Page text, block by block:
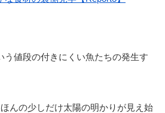
う値段の付きにくい魚たちの発生す
んの少しだけ太陽の明かりが見え始